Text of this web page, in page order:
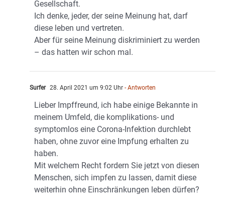
Gesellschaft.
Ich denke, jeder, der seine Meinung hat, darf
diese leben und vertreten.
Aber für seine Meinung diskriminiert zu werden
– das hatten wir schon mal.
Surfer 28. April 2021 um 9:02 Uhr - Antworten
Lieber Impffreund, ich habe einige Bekannte in
meinem Umfeld, die komplikations- und
symptomlos eine Corona-Infektion durchlebt
haben, ohne zuvor eine Impfung erhalten zu
haben.
Mit welchem Recht fordern Sie jetzt von diesen
Menschen, sich impfen zu lassen, damit diese
weiterhin ohne Einschränkungen leben dürfen?